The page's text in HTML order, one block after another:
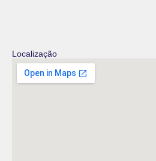
Localização